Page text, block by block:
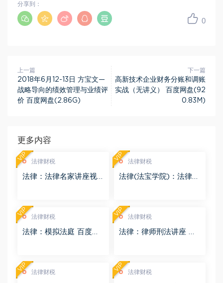
0
分享到：
上一篇
2018年6月12-13日 方宝文—
战略导向的绩效管理与业绩评
价 百度网盘(2.86G)
下一篇
高新技术企业财务分账和调账
实战（无讲义） 百度网盘(92
0.83M)
更多内容
法律财税
法律：法律名家讲座视
VIP 法律财税
法律(法宝学院)：法律信
VIP
法律财税
法律：模拟法庭 百度网
VIP 法律财税
法律：律师刑法讲座 百
VIP
法律财税
VIP 法律财税
VIP